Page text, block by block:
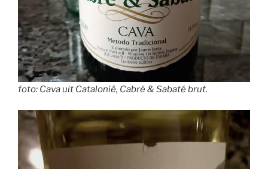
foto: Cava uit Catalonië, Cabré & Sabaté brut.